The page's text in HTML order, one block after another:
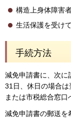
構造上身体障害
生活保護を受け
手続方法
減免申請書に、次に
31日、休日の場合は
または市税総合窓口
減免申請書の郵送を